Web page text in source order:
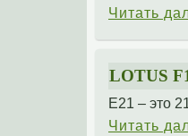
Читать
LOTUS
Е21 – это
Читать